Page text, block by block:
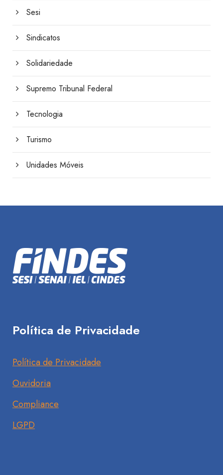
Sesi
Sindicatos
Solidariedade
Supremo Tribunal Federal
Tecnologia
Turismo
Unidades Móveis
Política de Privacidade
Política de Privacidade
Ouvidoria
Compliance
LGPD